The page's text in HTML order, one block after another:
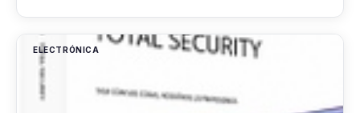
ELECTRÓNICA